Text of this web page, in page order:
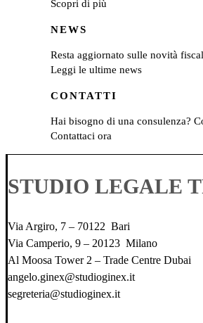
Scopri di più
NEWS
Resta aggiornato sulle novità
Leggi le ultime news
CONTATTI
Hai bisogno di una consulenza?
Contattaci ora
STUDIO LEGALE
Via Argiro, 7 – 70122 Bari
Via Camperio, 9 – 20123 Milano
Al Moosa Tower 2 – Trade Centre Dubai
angelo.ginex@studioginex.it
segreteria@studioginex.it